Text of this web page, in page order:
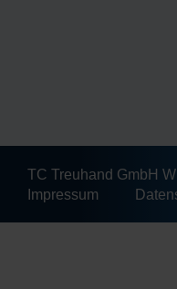
TC Treuhand GmbH
Impressum